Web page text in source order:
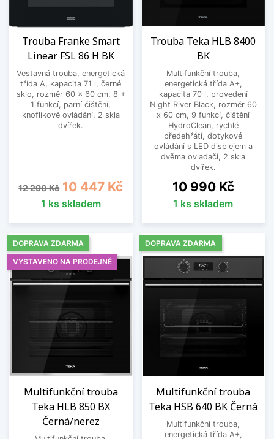
Trouba Franke Smart
Linear FSL 86 H BK
Vestavná trouba, energetická
třída A, kapacita 71 l, černé
sklo, rozměr 60 x 60 cm, 8 +
1 funkcí, parní čištění,
knoflíkové ovládání, 2 skla
dvířek.
Běžná cena
12 290 Kč Cena
10 447 Kč
1 ks skladem
Trouba Teka HLB 8400
BK
Multifunkční trouba,
energetická třída A+,
kapacita 70 l, provedení
Night River Black, rozměr 60
x 60 cm, 9 funkcí, čištění
HydroClean, rychlé
předehřátí, dotykové
ovládání s LED displejem a
dvěma ovladači, 2 skla
dvířek.
Cena
10 990 Kč
1 ks skladem
Multifunkční trouba
Teka HLB 850 BX
Černá/nerez
DOPRAVA ZDARMA
VYSTAVENO NA PRODEJNĚ
Multifunkční trouba
Teka HSB 640 BK Černá
Multifunkční trouba,
energetická třída A+,
DOPRAVA ZDARMA